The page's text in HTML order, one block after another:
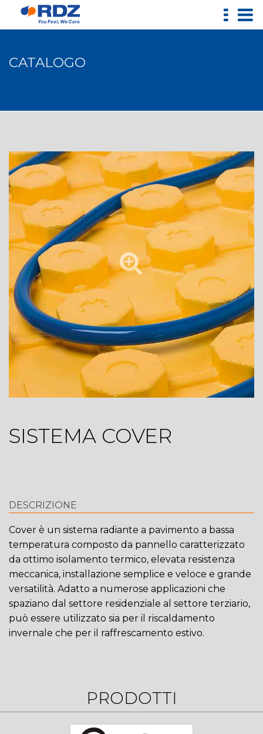
CATALOGO
SISTEMA COVER
DESCRIZIONE
Cover è un sistema radiante a pavimento a bassa
temperatura composto da pannello caratterizzato
da ottimo isolamento termico, elevata resistenza
meccanica, installazione semplice e veloce e grande
versatilità. Adatto a numerose applicazioni che
spaziano dal settore residenziale al settore terziario,
può essere utilizzato sia per il riscaldamento
invernale che per il raffrescamento estivo.
PRODOTTI